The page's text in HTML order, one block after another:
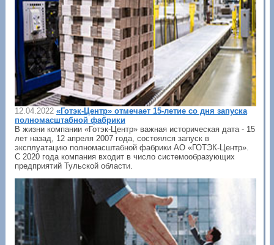
12.04.2022 «Готэк-Центр» отмечает 15-летие со дня запуска
полномасштабной фабрики
В жизни компании «Готэк-Центр» важная историческая дата - 15
лет назад, 12 апреля 2007 года, состоялся запуск в
эксплуатацию полномасштабной фабрики АО «ГОТЭК-Центр».
С 2020 года компания входит в число системообразующих
предприятий Тульской области.